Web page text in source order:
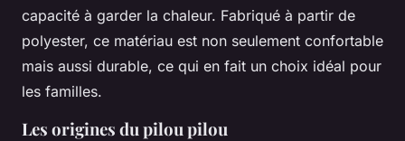
capacité à garder la chaleur. Fabriqué à partir de
polyester, ce matériau est non seulement confortable
mais aussi durable, ce qui en fait un choix idéal pour
les familles.
Les origines du pilou pilou